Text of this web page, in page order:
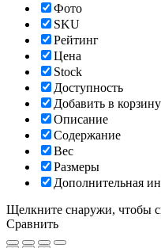
Фото
SKU
Рейтинг
Цена
Stock
Доступность
Добавить в корзину
Описание
Содержание
Вес
Размеры
Дополнительная
Щелкните снаружи, чтобы
Сравнить